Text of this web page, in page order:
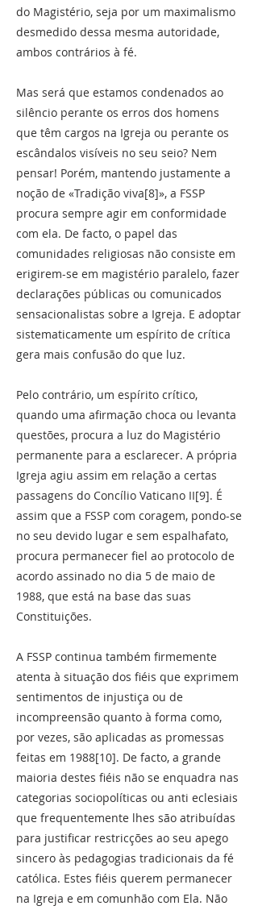
do Magistério, seja por um maximalismo
desmedido dessa mesma autoridade,
ambos contrários à fé.
Mas será que estamos condenados ao
silêncio perante os erros dos homens
que têm cargos na Igreja ou perante os
escândalos visíveis no seu seio? Nem
pensar! Porém, mantendo justamente a
noção de «Tradição viva[8]», a FSSP
procura sempre agir em conformidade
com ela. De facto, o papel das
comunidades religiosas não consiste em
erigirem-se em magistério paralelo, fazer
declarações públicas ou comunicados
sensacionalistas sobre a Igreja. E adoptar
sistematicamente um espírito de crítica
gera mais confusão do que luz.
Pelo contrário, um espírito crítico,
quando uma afirmação choca ou levanta
questões, procura a luz do Magistério
permanente para a esclarecer. A própria
Igreja agiu assim em relação a certas
passagens do Concílio Vaticano II[9]. É
assim que a FSSP com coragem, pondo-se
no seu devido lugar e sem espalhafato,
procura permanecer fiel ao protocolo de
acordo assinado no dia 5 de maio de
1988, que está na base das suas
Constituições.
A FSSP continua também firmemente
atenta à situação dos fiéis que exprimem
sentimentos de injustiça ou de
incompreensão quanto à forma como,
por vezes, são aplicadas as promessas
feitas em 1988[10]. De facto, a grande
maioria destes fiéis não se enquadra nas
categorias sociopolíticas ou anti eclesiais
que frequentemente lhes são atribuídas
para justificar restricções ao seu apego
sincero às pedagogias tradicionais da fé
católica. Estes fiéis querem permanecer
na Igreja e em comunhão com Ela. Não